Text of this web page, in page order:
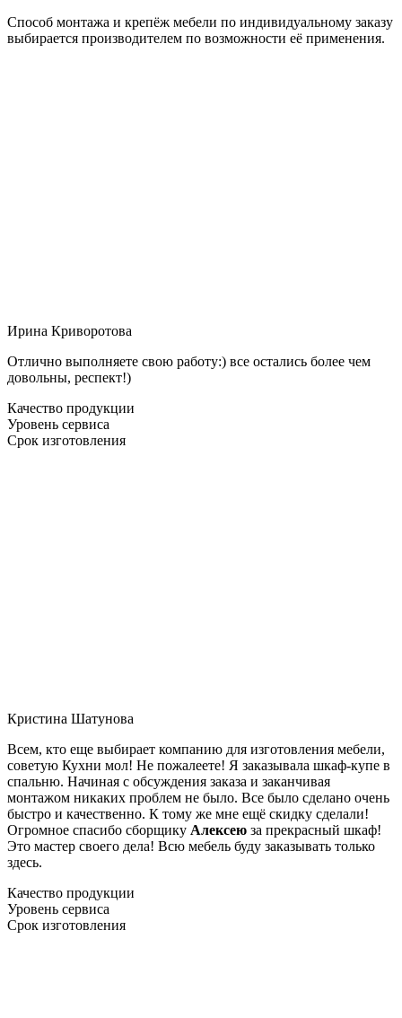
Способ монтажа и крепёж мебели по индивидуальному заказу
выбирается производителем по возможности её применения.
Ирина Криворотова
Отлично выполняете свою работу:) все остались более чем
довольны, респект!)
Качество продукции
Уровень сервиса
Срок изготовления
Кристина Шатунова
Всем, кто еще выбирает компанию для изготовления мебели,
советую Кухни мол! Не пожалеете! Я заказывала шкаф-купе в
спальню. Начиная с обсуждения заказа и заканчивая
монтажом никаких проблем не было. Все было сделано очень
быстро и качественно. К тому же мне ещё скидку сделали!
Огромное спасибо сборщику Алексею за прекрасный шкаф!
Это мастер своего дела! Всю мебель буду заказывать только
здесь.
Качество продукции
Уровень сервиса
Срок изготовления